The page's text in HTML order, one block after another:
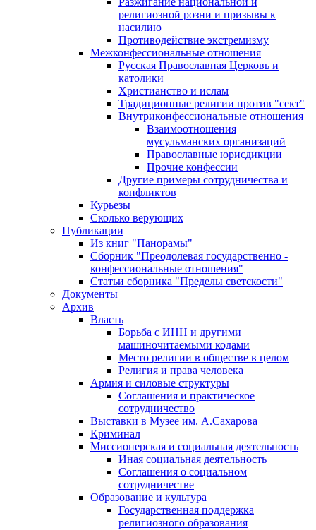
религиозной розни и призывы к
насилию
Противодействие экстремизму
Межконфессиональные отношения
Русская Православная Церковь и
католики
Христианство и ислам
Традиционные религии против "сект"
Внутриконфессиональные отношения
Взаимоотношения
мусульманских организаций
Православные юрисдикции
Прочие конфессии
Другие примеры сотрудничества и
конфликтов
Курьезы
Сколько верующих
Публикации
Из книг "Панорамы"
Сборник "Преодолевая государственно -
конфессиональные отношения"
Статьи сборника "Пределы светскости"
Документы
Архив
Власть
Борьба с ИНН и другими
машиночитаемыми кодами
Место религии в обществе в целом
Религия и права человека
Армия и силовые структуры
Соглашения и практическое
сотрудничество
Выставки в Музее им. А.Сахарова
Криминал
Миссионерская и социальная деятельность
Иная социальная деятельность
Соглашения о социальном
сотрудничестве
Образование и культура
Государственная поддержка
религиозного образования